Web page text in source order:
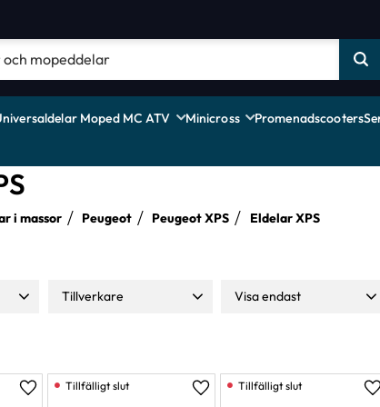
Moped MC ATV Minicross Promenadscooters
i massor Peugeot Peugeot XPS Eldelar XPS
Tillverkare
TNT
22
Visa endast
Lägg till i favoriter Lägg till i favoriter